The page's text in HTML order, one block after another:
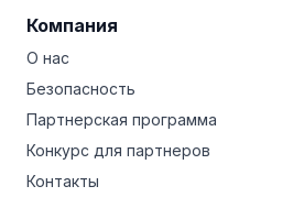
Компания
О нас
Безопасность
Партнерская программа
Конкурс для партнеров
Контакты